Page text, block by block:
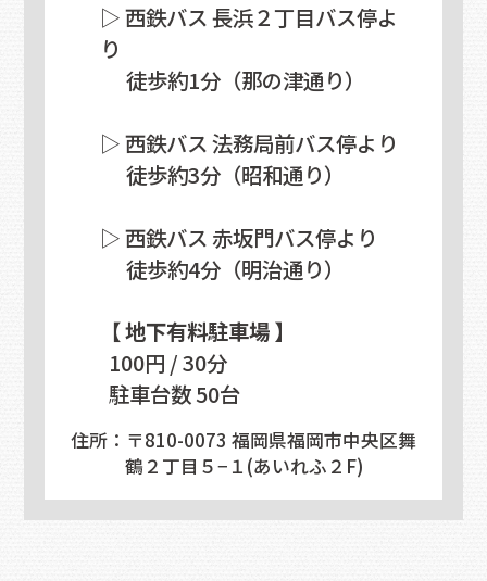
▷ 西鉄バス 長浜２丁目バス停よ
り
徒歩約1分（那の津通り）
▷ 西鉄バス 法務局前バス停より
徒歩約3分（昭和通り）
▷ 西鉄バス 赤坂門バス停より
徒歩約4分（明治通り）
【 地下有料駐車場 】
100円 / 30分
駐車台数 50台
住所：〒810-0073 福岡県福岡市中央区舞
鶴２丁目５−１(あいれふ２F)